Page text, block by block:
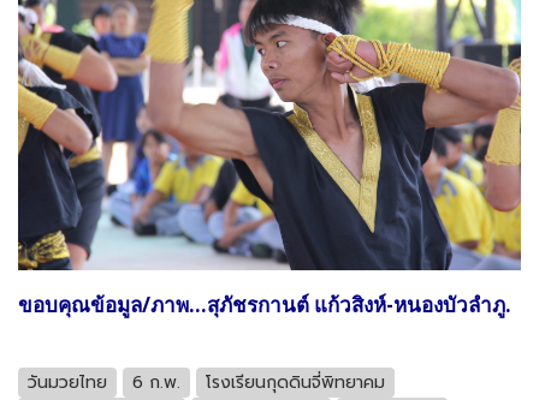
ขอบคุณข้อมูล/ภาพ...สุภัชรกานต์ แก้วสิงห์-หนองบัวลำภู.
วันมวยไทย 6 ก.พ.
โรงเรียนกุดดินจี่พิทยาคม